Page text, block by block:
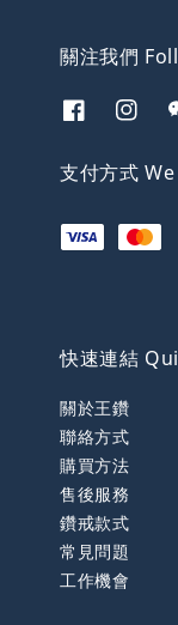
關注我們
支付方式
快速連結
關於王鑽
聯絡方式
購買方法
售後服務
鑽戒款式
常見問題
工作機會